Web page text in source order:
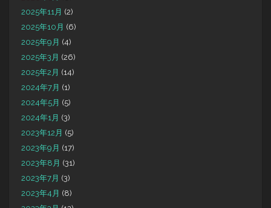
2025年11月 (2)
2025年10月 (6)
2025年9月 (4)
2025年3月 (26)
2025年2月 (14)
2024年7月 (1)
2024年5月 (5)
2024年1月 (3)
2023年12月 (5)
2023年9月 (17)
2023年8月 (31)
2023年7月 (3)
2023年4月 (8)